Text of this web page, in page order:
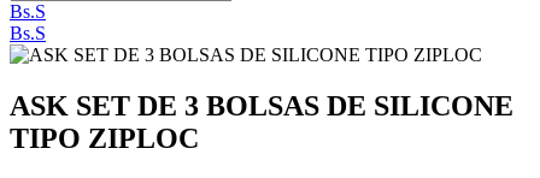
Bs.S
Bs.S
ASK SET DE 3 BOLSAS DE SILICONE
TIPO ZIPLOC